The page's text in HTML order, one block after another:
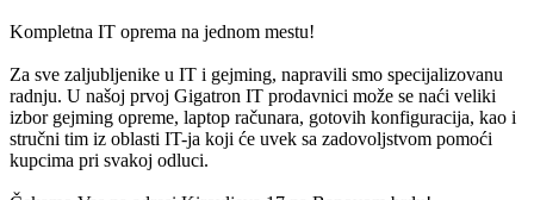
Kompletna IT oprema na jednom mestu!
Za sve zaljubljenike u IT i gejming, napravili smo specijalizovanu
radnju. U našoj prvoj Gigatron IT prodavnici može se naći veliki
izbor gejming opreme, laptop računara, gotovih konfiguracija, kao i
stručni tim iz oblasti IT-ja koji će uvek sa zadovoljstvom pomoći
kupcima pri svakoj odluci.